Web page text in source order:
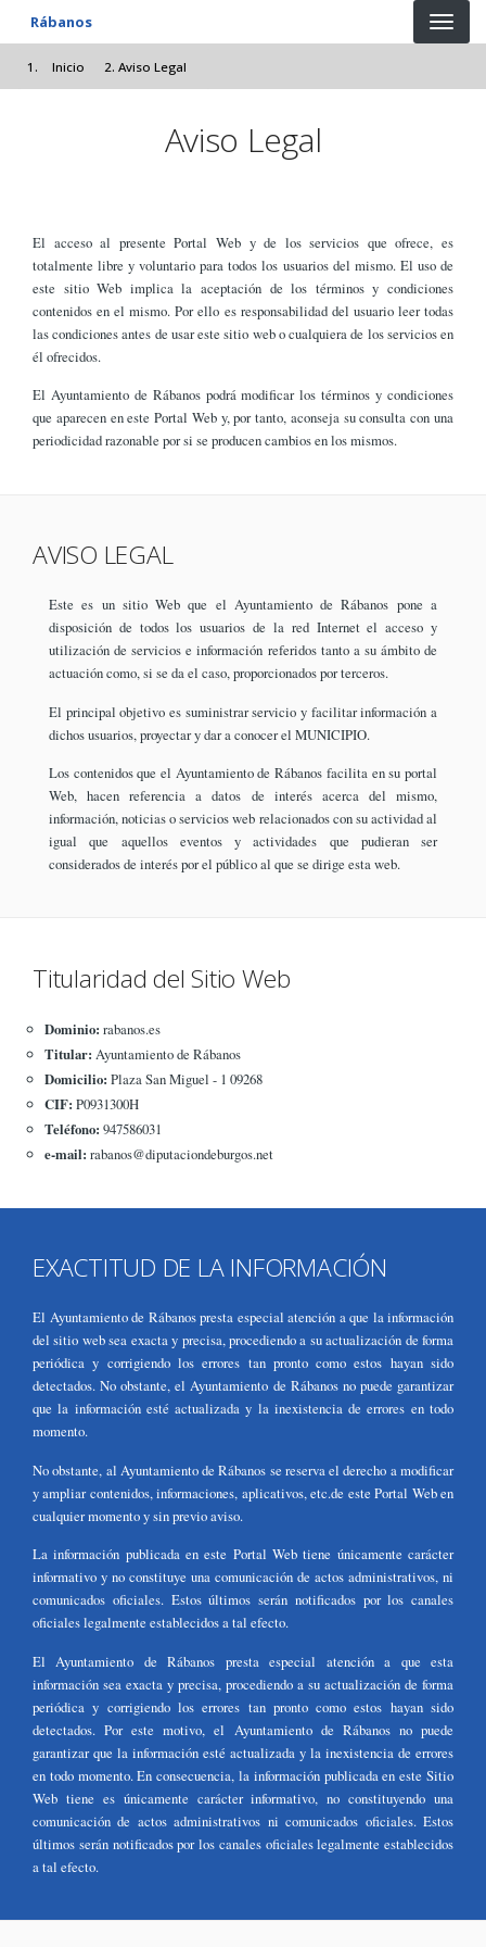
Pasar al contenido principal
Rábanos
Inicio Aviso Legal
Aviso Legal
El acceso al presente Portal Web y de los servicios que ofrece, es
totalmente libre y voluntario para todos los usuarios del mismo. El uso de
este sitio Web implica la aceptación de los términos y condiciones
contenidos en el mismo. Por ello es responsabilidad del usuario leer todas
las condiciones antes de usar este sitio web o cualquiera de los servicios en
él ofrecidos.
El Ayuntamiento de Rábanos podrá modificar los términos y condiciones
que aparecen en este Portal Web y, por tanto, aconseja su consulta con una
periodicidad razonable por si se producen cambios en los mismos.
AVISO LEGAL
Este es un sitio Web que el Ayuntamiento de Rábanos pone a
disposición de todos los usuarios de la red Internet el acceso y
utilización de servicios e información referidos tanto a su ámbito de
actuación como, si se da el caso, proporcionados por terceros.
El principal objetivo es suministrar servicio y facilitar información a
dichos usuarios, proyectar y dar a conocer el MUNICIPIO.
Los contenidos que el Ayuntamiento de Rábanos facilita en su portal
Web, hacen referencia a datos de interés acerca del mismo,
información, noticias o servicios web relacionados con su actividad al
igual que aquellos eventos y actividades que pudieran ser
considerados de interés por el público al que se dirige esta web.
Titularidad del Sitio Web
Dominio: rabanos.es
Titular: Ayuntamiento de Rábanos
Domicilio: Plaza San Miguel - 1 09268
CIF: P0931300H
Teléfono: 947586031
e-mail: rabanos@diputaciondeburgos.net
EXACTITUD DE LA INFORMACIÓN
El Ayuntamiento de Rábanos presta especial atención a que la información
del sitio web sea exacta y precisa, procediendo a su actualización de forma
periódica y corrigiendo los errores tan pronto como estos hayan sido
detectados. No obstante, el Ayuntamiento de Rábanos no puede garantizar
que la información esté actualizada y la inexistencia de errores en todo
momento.
No obstante, al Ayuntamiento de Rábanos se reserva el derecho a modificar
y ampliar contenidos, informaciones, aplicativos, etc.de este Portal Web en
cualquier momento y sin previo aviso.
La información publicada en este Portal Web tiene únicamente carácter
informativo y no constituye una comunicación de actos administrativos, ni
comunicados oficiales. Estos últimos serán notificados por los canales
oficiales legalmente establecidos a tal efecto.
El Ayuntamiento de Rábanos presta especial atención a que esta
información sea exacta y precisa, procediendo a su actualización de forma
periódica y corrigiendo los errores tan pronto como estos hayan sido
detectados. Por este motivo, el Ayuntamiento de Rábanos no puede
garantizar que la información esté actualizada y la inexistencia de errores
en todo momento. En consecuencia, la información publicada en este Sitio
Web tiene es únicamente carácter informativo, no constituyendo una
comunicación de actos administrativos ni comunicados oficiales. Estos
últimos serán notificados por los canales oficiales legalmente establecidos
a tal efecto.